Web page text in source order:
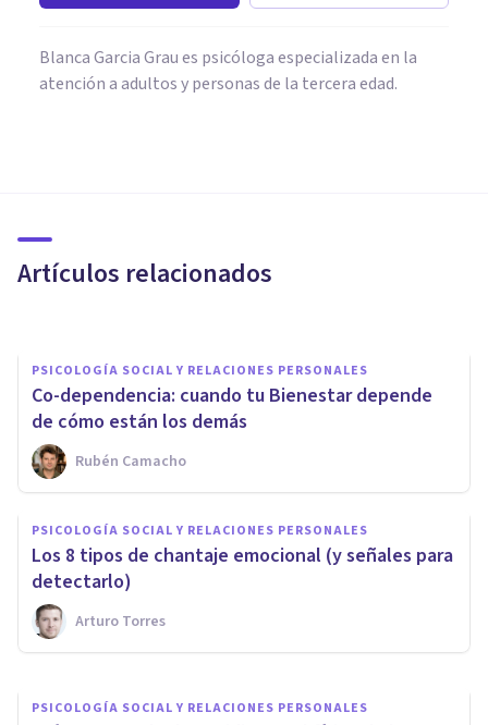
Blanca Garcia Grau es psicóloga especializada en la
atención a adultos y personas de la tercera edad.
Artículos relacionados
hacer amigos?
PSICOLOGÍA SOCIAL Y RELACIONES PERSONALES
Co-dependencia: cuando tu Bienestar depende
de cómo están los demás
Rubén Camacho
PSICOLOGÍA SOCIAL Y RELACIONES PERSONALES
Los 8 tipos de chantaje emocional (y señales para
detectarlo)
Arturo Torres
PSICOLOGÍA SOCIAL Y RELACIONES PERSONALES
¿Cómo apoyarte en tus seres
queridos para potenciar tu
salud mental?
Lucía Gómez
PSICOLOGÍA SOCIAL Y RELACIONES PERSONALES